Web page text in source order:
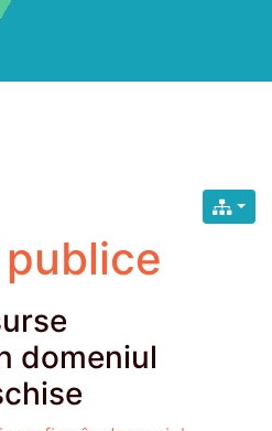
domeniul